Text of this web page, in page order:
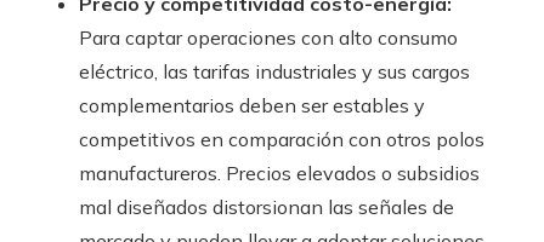
Para captar operaciones con alto consumo
eléctrico, las tarifas industriales y sus cargos
complementarios deben ser estables y
competitivos en comparación con otros polos
manufactureros. Precios elevados o subsidios
mal diseñados distorsionan las señales de